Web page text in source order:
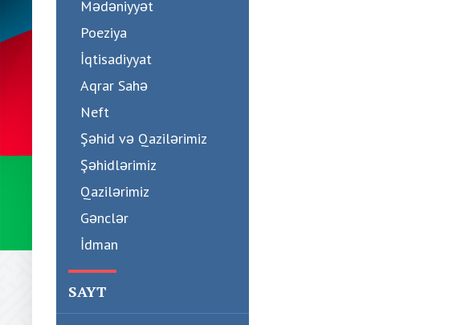
Mədəniyyət
Poeziya
İqtisadiyyat
Aqrar Sahə
Neft
Şəhid və Qazilərimiz
Şəhidlərimiz
Qazilərimiz
Gənclər
İdman
SAYT